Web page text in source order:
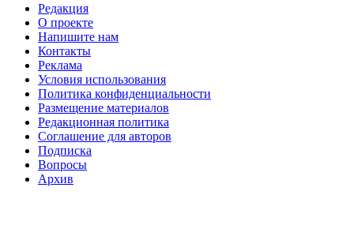
Редакция
О проекте
Напишите нам
Контакты
Реклама
Условия использования
Политика конфиденциальности
Размещение материалов
Редакционная политика
Соглашение для авторов
Подписка
Вопросы
Архив